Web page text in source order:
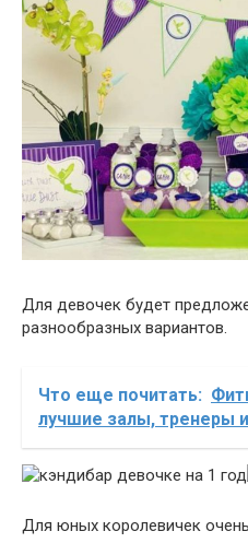
Для девочек будет
разнообразных вариантов.
Что еще почитать:
лучшие залы, тренеры
Для юных королевичек